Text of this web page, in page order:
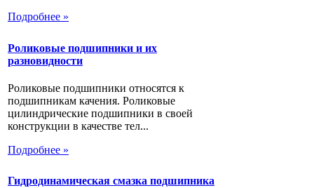
Подробнее »
Роликовые подшипники и их
разновидности
Роликовые подшипники относятся к
подшипникам качения. Роликовые
цилиндрические подшипники в своей
конструкции в качестве тел...
Подробнее »
Гидродинамическая смазка подшипника